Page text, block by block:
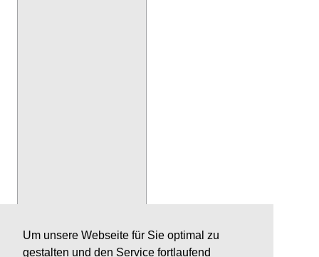
Um unsere Webseite für Sie optimal zu
gestalten und den Service fortlaufend